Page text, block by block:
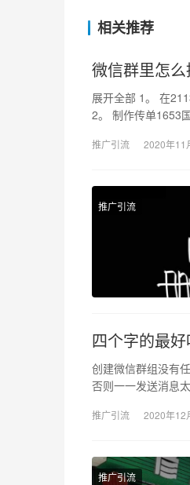
相关推荐
微信群里怎
展开全部 1。 在
2。 制作传单1653
推广引流 2020年11
推广引流
四个字的最
创建微信群组没有
否则一一发送消息
推广引流 2020年12
推广引流